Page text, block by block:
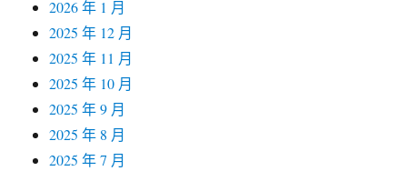
2026 年 1 月
2025 年 12 月
2025 年 11 月
2025 年 10 月
2025 年 9 月
2025 年 8 月
2025 年 7 月